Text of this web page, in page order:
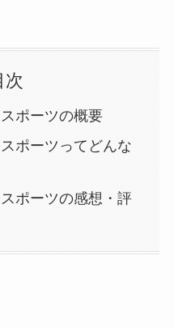
次
ポーツの概要
ポーツってどんな
ポーツの感想・評